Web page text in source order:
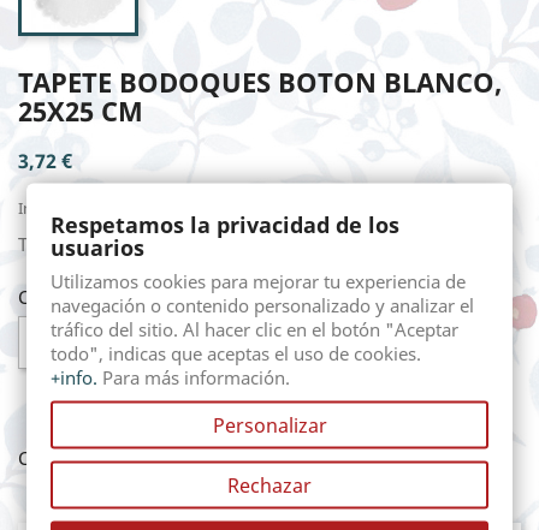
TAPETE BODOQUES BOTON BLANCO,
25X25 CM
3,72 €
Impuestos incluidos
Tapete botón en lino, medida aproximada de 25X25 cm.
Cantidad
 AÑADIR AL CARRITO
Compartir
Respetamos la privacidad de los
usuarios
Utilizamos cookies para mejorar tu experiencia de
navegación o contenido personalizado y analizar el
tráfico del sitio. Al hacer clic en el botón "Aceptar
todo", indicas que aceptas el uso de cookies.
+info. Para más información.
Personalizar
Rechazar